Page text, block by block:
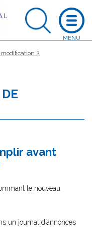
2
avant
le nouveau
un journal d’annonces